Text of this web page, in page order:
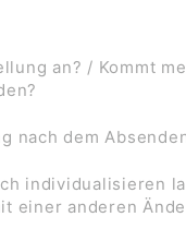
an? / Kommt
nach dem
individualisieren
einer anderen